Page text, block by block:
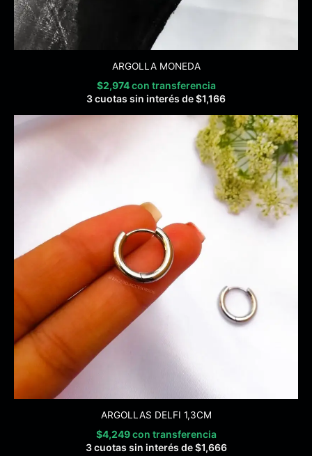
ARGOLLA MONEDA
$2,974 con transferencia
3 cuotas sin interés de$1,166
ARGOLLAS DELFI 1,3CM
$4,249 con transferencia
3 cuotas sin interés de$1,666